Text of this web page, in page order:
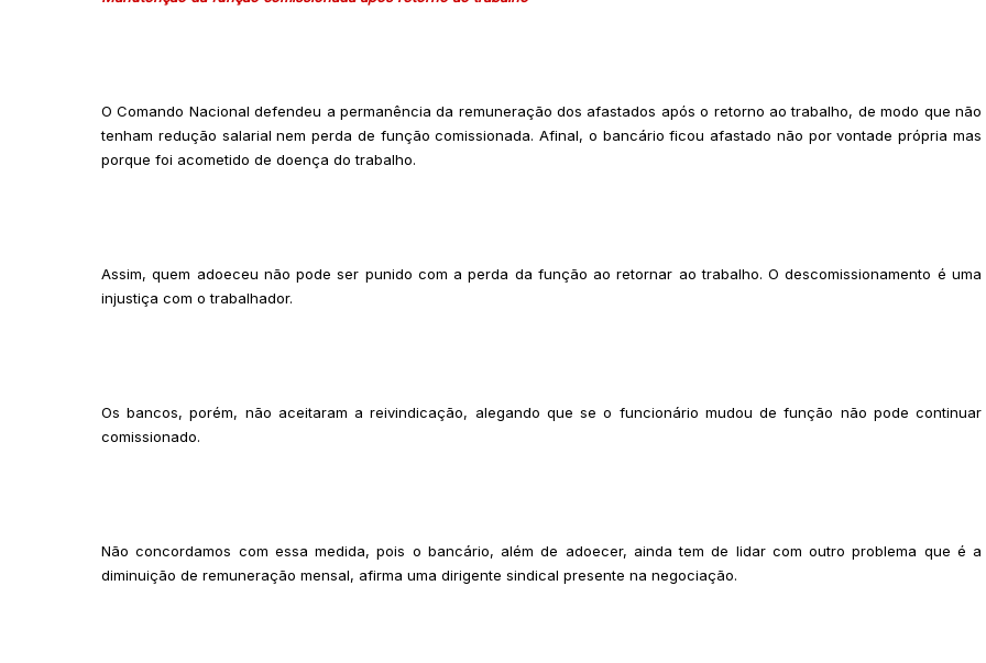
O Comando Nacional defendeu a permanência da remuneração dos afastados após o retorno ao trabalho, de modo que não
tenham redução salarial nem perda de função comissionada. Afinal, o bancário ficou afastado não por vontade própria mas
porque foi acometido de doença do trabalho.
Assim, quem adoeceu não pode ser punido com a perda da função ao retornar ao trabalho. O descomissionamento é uma
injustiça com o trabalhador.
Os bancos, porém, não aceitaram a reivindicação, alegando que se o funcionário mudou de função não pode continuar
comissionado.
Não concordamos com essa medida, pois o bancário, além de adoecer, ainda tem de lidar com outro problema que é a
diminuição de remuneração mensal, afirma uma dirigente sindical presente na negociação.